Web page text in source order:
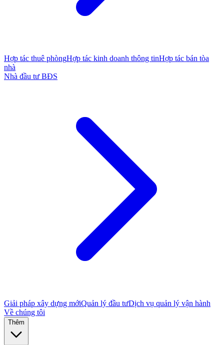
Hợp tác thuê phòngHợp tác kinh doanh thông tinHợp tác bán tòa
nhà
Nhà đầu tư BĐS
Giải pháp xây dựng mớiQuản lý đầu tưDịch vụ quản lý vận hành
Về chúng tôi
Thêm